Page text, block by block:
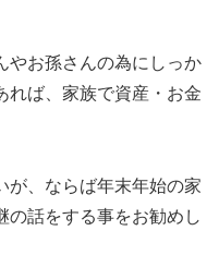
やお孫さんの為にしっか
れば、家族で資産・お金
が、ならば年末年始の家
の話をする事をお勧めし